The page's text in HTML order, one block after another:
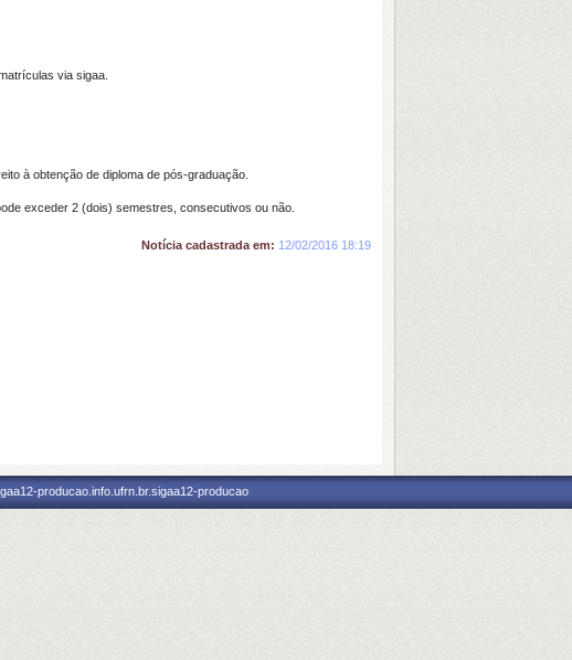
via sigaa.
à obtenção de diploma de pós-graduação.
exceder 2 (dois) semestres, consecutivos ou não.
Notícia cadastrada em: 12/02/2016 18:19
producao.info.ufrn.br.sigaa12-producao